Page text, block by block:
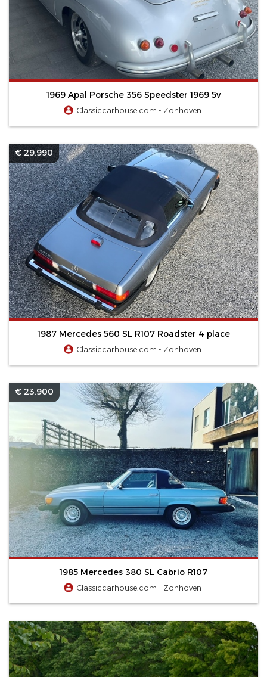
1969 Apal Porsche 356 Speedster 1969 5v
Classiccarhouse.com - Zonhoven
€ 29.990
1987 Mercedes 560 SL R107 Roadster 4 place
Classiccarhouse.com - Zonhoven
€ 23.900
1985 Mercedes 380 SL Cabrio R107
Classiccarhouse.com - Zonhoven